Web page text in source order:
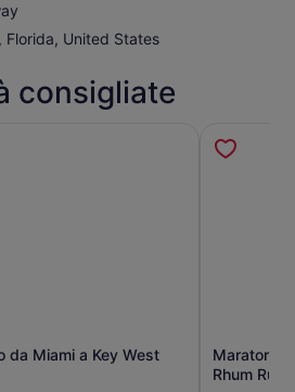
Florida, United States
consigliate
da Miami a Key West
Apertura in una nuova scheda
Maratona:
Rhum